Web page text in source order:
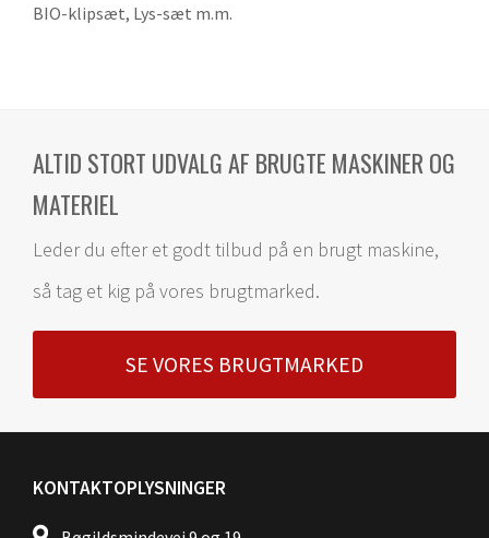
BIO-klipsæt, Lys-sæt m.m.
ALTID STORT UDVALG AF BRUGTE MASKINER OG
MATERIEL
Leder du efter et godt tilbud på en brugt maskine,
så tag et kig på vores brugtmarked.
SE VORES BRUGTMARKED
KONTAKTOPLYSNINGER